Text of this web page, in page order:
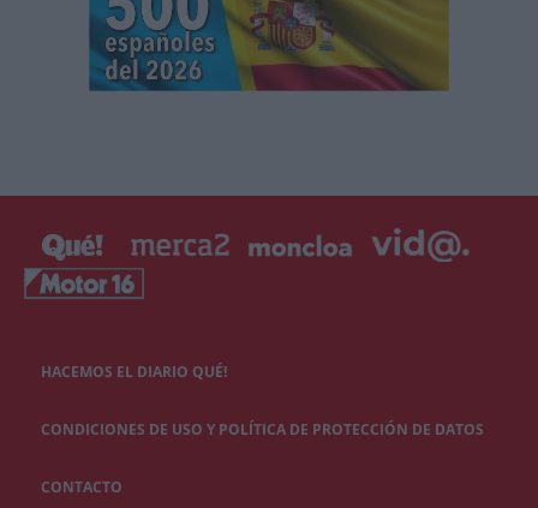
HACEMOS EL DIARIO QUÉ!
CONDICIONES DE USO Y POLÍTICA DE PROTECCIÓN DE DATOS
CONTACTO